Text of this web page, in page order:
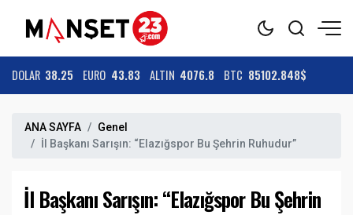
DOLAR 38.25 EURO 43.83 ALTIN 4076.8 BTC 85102.848$
ANA SAYFA
Genel
İl Başkanı Sarışın: “Elazığspor Bu Şehrin Ruhudur”
İl Başkanı Sarışın: “Elazığspor Bu Şehrin